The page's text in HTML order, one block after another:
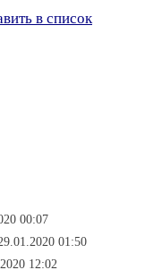
в список
00:07
01:50
12:02